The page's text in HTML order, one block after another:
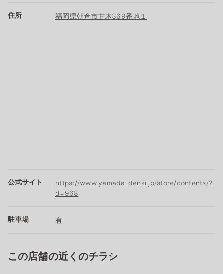
住所 福岡県朝倉市甘木369番地１
公式サイト
https://www.yamada-denki.jp/store/contents/?
d=968
駐車場 有
この店舗の近くのチラシ